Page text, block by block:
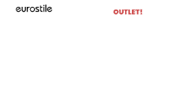
TEXTTRANSPARENTE
OUT